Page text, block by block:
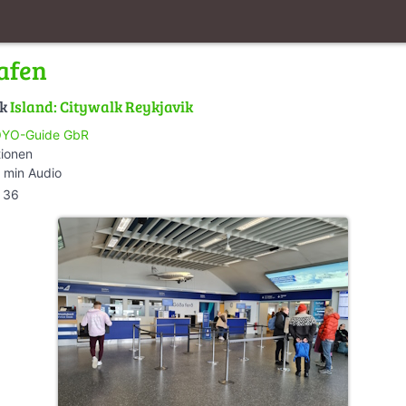
Island: Citywalk Reykjavik
Guide GbR
Audio
36